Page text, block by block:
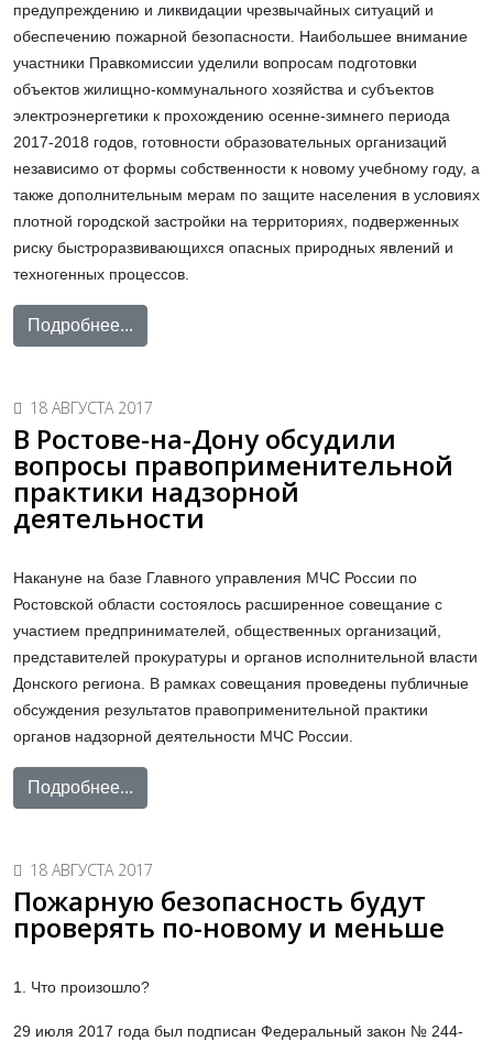
предупреждению и ликвидации чрезвычайных ситуаций и
обеспечению пожарной безопасности. Наибольшее внимание
участники Правкомиссии уделили вопросам подготовки
объектов жилищно-коммунального хозяйства и субъектов
электроэнергетики к прохождению осенне-зимнего периода
2017-2018 годов, готовности образовательных организаций
независимо от формы собственности к новому учебному году, а
также дополнительным мерам по защите населения в условиях
плотной городской застройки на территориях, подверженных
риску быстроразвивающихся опасных природных явлений и
техногенных процессов.
Подробнее...
18 АВГУСТА 2017
В Ростове-на-Дону обсудили
вопросы правоприменительной
практики надзорной
деятельности
Накануне на базе Главного управления МЧС России по
Ростовской области состоялось расширенное совещание с
участием предпринимателей, общественных организаций,
представителей прокуратуры и органов исполнительной власти
Донского региона. В рамках совещания проведены публичные
обсуждения результатов правоприменительной практики
органов надзорной деятельности МЧС России.
Подробнее...
18 АВГУСТА 2017
Пожарную безопасность будут
проверять по-новому и меньше
1. Что произошло?
29 июля 2017 года был подписан Федеральный закон № 244-